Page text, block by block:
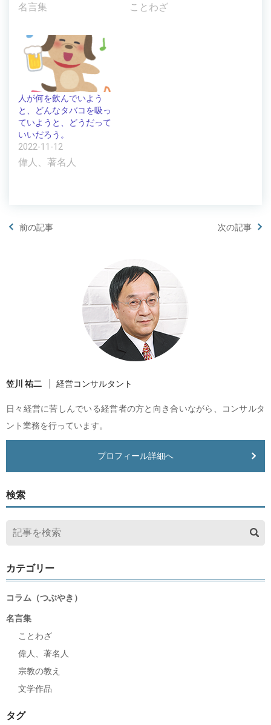
名言集 ことわざ
人が何を飲んでいよう
と、どんなタバコを吸っ
ていようと、どうだって
いいだろう。
2022-11-12
偉人、著名人
前の記事 次の記事
笠川 祐二 経営コンサルタント
日々経営に苦しんでいる経営者の方と向き合いながら、コンサルタ
ント業務を行っています。
プロフィール詳細へ
検索
カテゴリー
コラム（つぶやき）
名言集
ことわざ
偉人、著名人
宗教の教え
文学作品
タグ